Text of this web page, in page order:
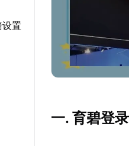
置
一. 育碧登